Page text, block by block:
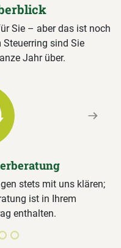
Sie – aber das ist noch
sind Sie
Jahr über.
stets mit uns klären;
ist in Ihrem
enthalten.
Next